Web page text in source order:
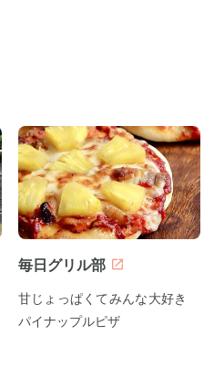
毎日グリル部
甘じょっぱくてみんな大好き
パイナップルピザ